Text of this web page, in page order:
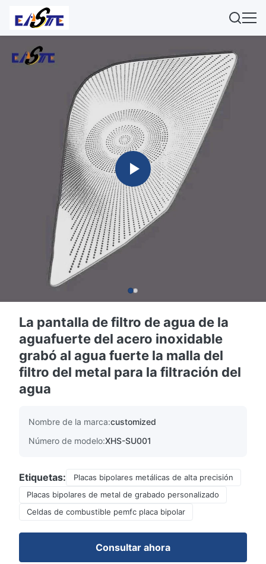
La pantalla de filtro de agua de la
aguafuerte del acero inoxidable
grabó al agua fuerte la malla del
filtro del metal para la filtración del
agua
Nombre de la marca:customized
Número de modelo:XHS-SU001
Etiquetas:
Placas bipolares metálicas de alta precisión
Placas bipolares de metal de grabado personalizado
Celdas de combustible pemfc placa bipolar
Consultar ahora